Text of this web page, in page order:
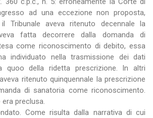
ad una eccezione non proposta,
Tribunale aveva ritenuto decennale la
fatta decorrere dalla domanda di
come riconoscimento di debito, essa
individuato nella trasmissione dei dati
quoo della ridetta prescrizione. In altri
ritenuto quinquennale la prescrizione
di sanatoria come riconoscimento.
preclusa.
Come risulta dalla narrativa di cui